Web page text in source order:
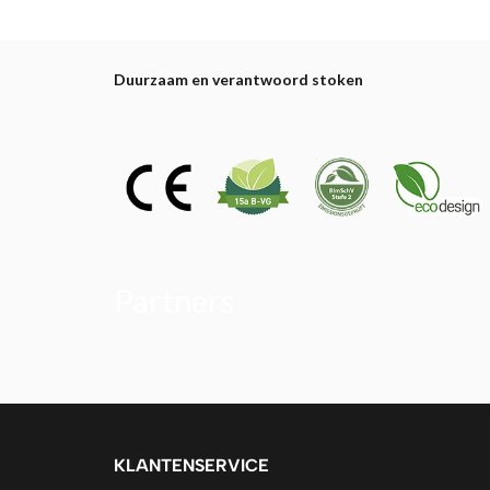
Duurzaam en verantwoord stoken
KLANTENSERVICE